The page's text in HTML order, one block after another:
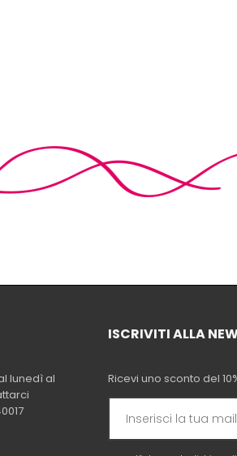
lunedì al
ISCRIVITI ALLA
Ricevi uno sconto del